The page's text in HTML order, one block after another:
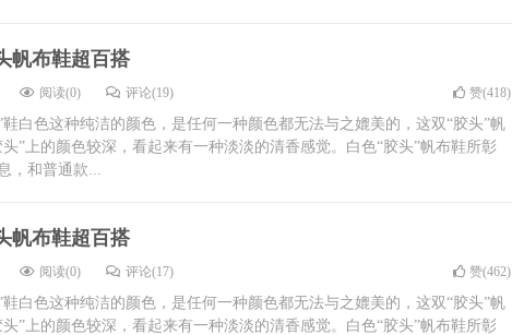
帆布鞋超百搭
阅读(0) 评论(19) 赞(418)
鞋白色这种纯洁的颜色，是任何一种颜色都无法与之媲美的，这双“胶头”帆
”上的颜色较深，看起来有一种淡淡的清香感觉。白色“胶头”帆布鞋所彰
，和普通款...
帆布鞋超百搭
阅读(0) 评论(17) 赞(462)
鞋白色这种纯洁的颜色，是任何一种颜色都无法与之媲美的，这双“胶头”帆
”上的颜色较深，看起来有一种淡淡的清香感觉。白色“胶头”帆布鞋所彰